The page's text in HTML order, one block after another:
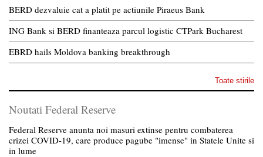
BERD dezvaluie cat a platit pe actiunile Piraeus Bank
ING Bank si BERD finanteaza parcul logistic CTPark Bucharest
EBRD hails Moldova banking breakthrough
Toate stirile
Noutati Federal Reserve
Federal Reserve anunta noi masuri extinse pentru combaterea
crizei COVID-19, care produce pagube "imense" in Statele Unite si
in lume